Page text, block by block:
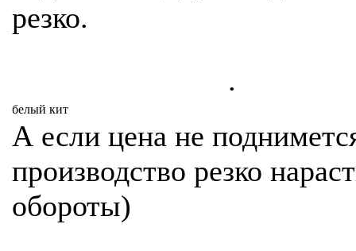
резко.
.
белый кит
А если цена не
производство резко
обороты)